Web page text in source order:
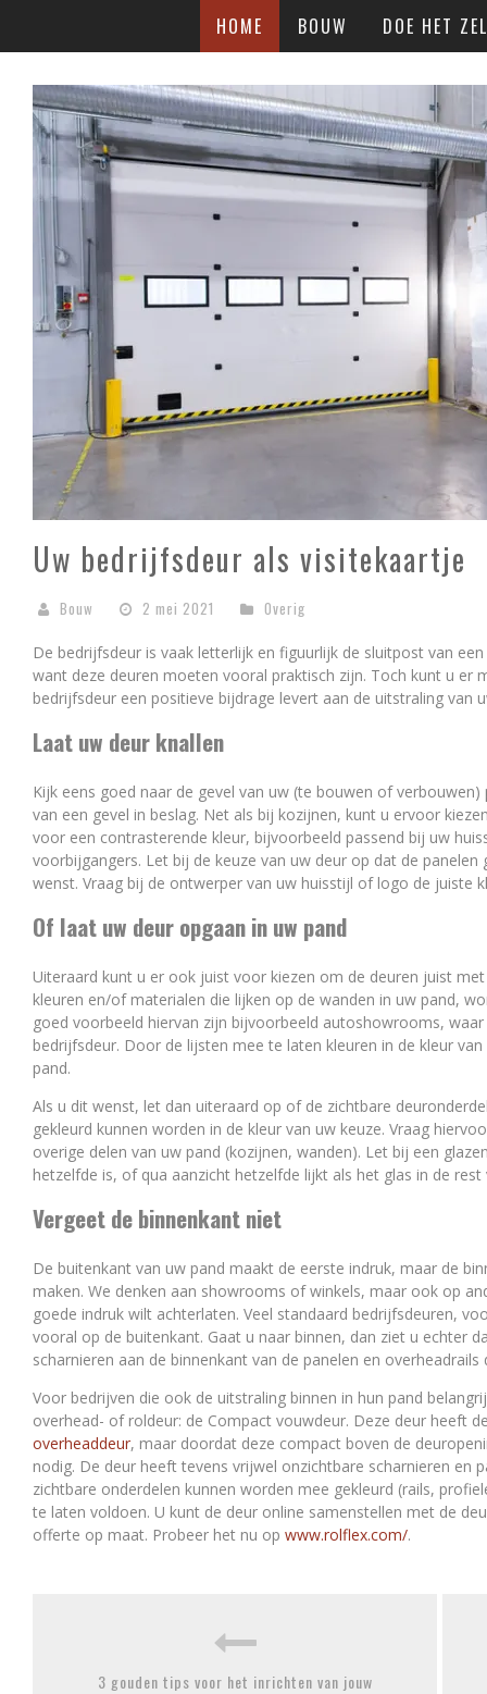
HOME BOUW DOE HET
Uw bedrijfsdeur als visitekaartje
Bouw 2 mei 2021 Overig
De bedrijfsdeur is vaak letterlijk en figuurlijk de sluitpost van
want deze deuren moeten vooral praktisch zijn. Toch kunt u er
bedrijfsdeur een positieve bijdrage levert aan de uitstraling van
Laat uw deur knallen
Kijk eens goed naar de gevel van uw (te bouwen of
van een gevel in beslag. Net als bij kozijnen, kunt u ervoor
voor een contrasterende kleur, bijvoorbeeld passend bij uw
voorbijgangers. Let bij de keuze van uw deur op dat de panelen
wenst. Vraag bij de ontwerper van uw huisstijl of logo de juiste
Of laat uw deur opgaan in uw pand
Uiteraard kunt u er ook juist voor kiezen om de deuren juist
kleuren en/of materialen die lijken op de wanden in uw pand,
goed voorbeeld hiervan zijn bijvoorbeeld autoshowrooms,
bedrijfsdeur. Door de lijsten mee te laten kleuren in de kleur
pand.
Als u dit wenst, let dan uiteraard op of de zichtbare
gekleurd kunnen worden in de kleur van uw keuze. Vraag
overige delen van uw pand (kozijnen, wanden). Let bij een
hetzelfde is, of qua aanzicht hetzelfde lijkt als het glas in de
Vergeet de binnenkant niet
De buitenkant van uw pand maakt de eerste indruk, maar de
maken. We denken aan showrooms of winkels, maar ook op
goede indruk wilt achterlaten. Veel standaard bedrijfsdeuren,
vooral op de buitenkant. Gaat u naar binnen, dan ziet u echter
scharnieren aan de binnenkant van de panelen en
Voor bedrijven die ook de uitstraling binnen in hun pand
overhead- of roldeur: de Compact vouwdeur. Deze deur heeft
overheaddeur, maar doordat deze compact boven de
nodig. De deur heeft tevens vrijwel onzichtbare scharnieren en
zichtbare onderdelen kunnen worden mee gekleurd (rails,
te laten voldoen. U kunt de deur online samenstellen met de
offerte op maat. Probeer het nu op www.rolflex.com/.
3 gouden tips voor het inrichten van jouw